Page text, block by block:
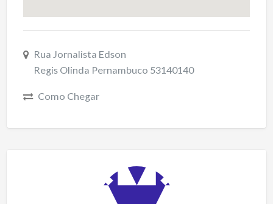
Rua Jornalista Edson
Regis Olinda Pernambuco 53140140
Como Chegar